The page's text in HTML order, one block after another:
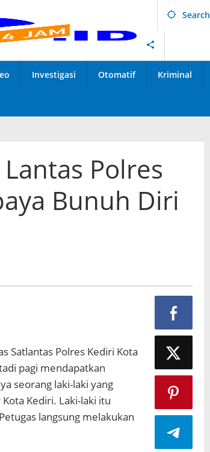
Search
Investigasi Otomatif Kriminal
Polres
Bunuh Diri
Satlantas Polres Kediri Kota
pagi mendapatkan
seorang laki-laki yang
Kediri. Laki-laki itu
langsung melakukan